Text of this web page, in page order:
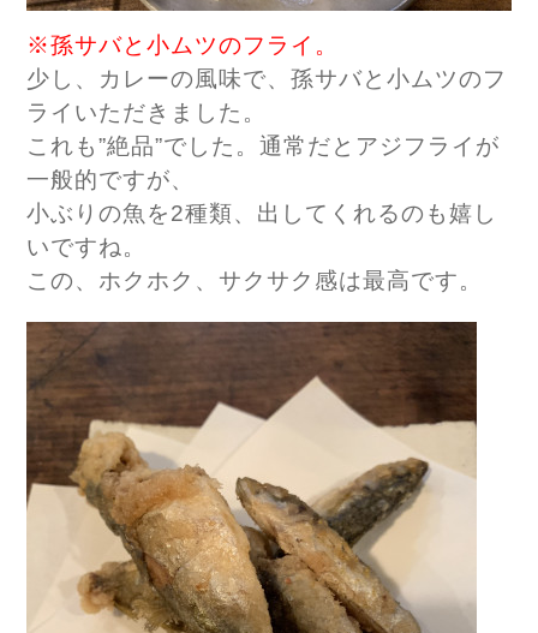
※孫サバと小ムツのフライ。
少し、カレーの風味で、孫サバと小ムツのフ
ライいただきました。
これも”絶品”でした。通常だとアジフライが
一般的ですが、
小ぶりの魚を2種類、出してくれるのも嬉し
いですね。
この、ホクホク、サクサク感は最高です。